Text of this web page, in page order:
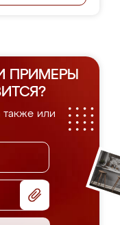
ПРИМЕРЫ
или